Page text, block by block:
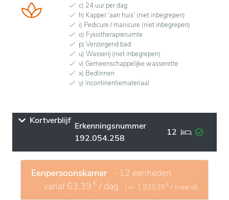
c) 24 uur per dag
h) Kapper 'aan huis' (niet inbegrepen)
i) Pedicure / manicure (niet inbegrepen)
o) Fysiotherapieruimte
p) Verzorgend bad
u) Wasserij (niet inbegrepen)
v) Gemeenschappelijke wasserette
x) Bedlinnen
y) Incontinentiemateriaal
Kortverblijf Erkenningsnummer
192.054.258
12
Eenpersoonskamer - 12 eenheden
vanaf63,39 € / dag (+/- 1.933,39 € / maand)